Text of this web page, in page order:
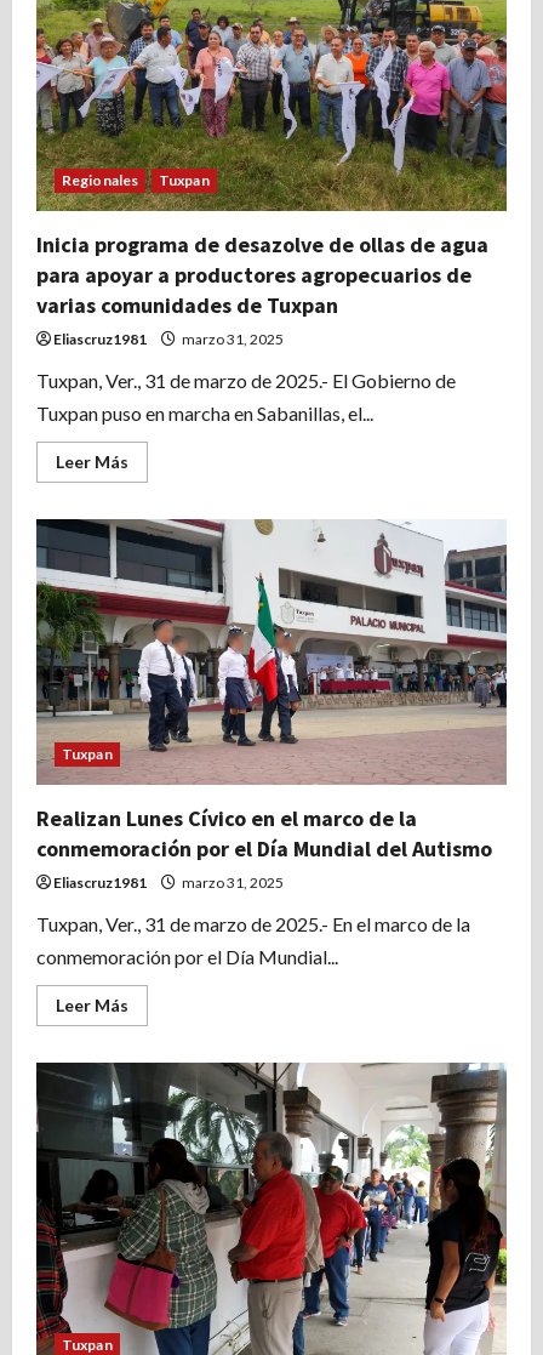
Operativo
Semana
Santa
2025
Regionales Tuxpan
Inicia programa de desazolve de ollas de agua
para apoyar a productores agropecuarios de
varias comunidades de Tuxpan
Eliascruz1981 marzo 31, 2025
Tuxpan, Ver., 31 de marzo de 2025.- El Gobierno de
Tuxpan puso en marcha en Sabanillas, el...
Leer Más
más
Inicia
programa
de
desazolve
de
ollas
de
agua
para
apoyar
a
productores
agropecuarios
de
varias
comunidades
Tuxpan
Tuxpan
Realizan Lunes Cívico en el marco de la
conmemoración por el Día Mundial del Autismo
Eliascruz1981 marzo 31, 2025
Tuxpan, Ver., 31 de marzo de 2025.- En el marco de la
conmemoración por el Día Mundial...
Leer Más
más
Lunes
Cívico
en
el
marco
de
la
conmemoración
por
el
Día
Mundial
del
Autismo
Tuxpan